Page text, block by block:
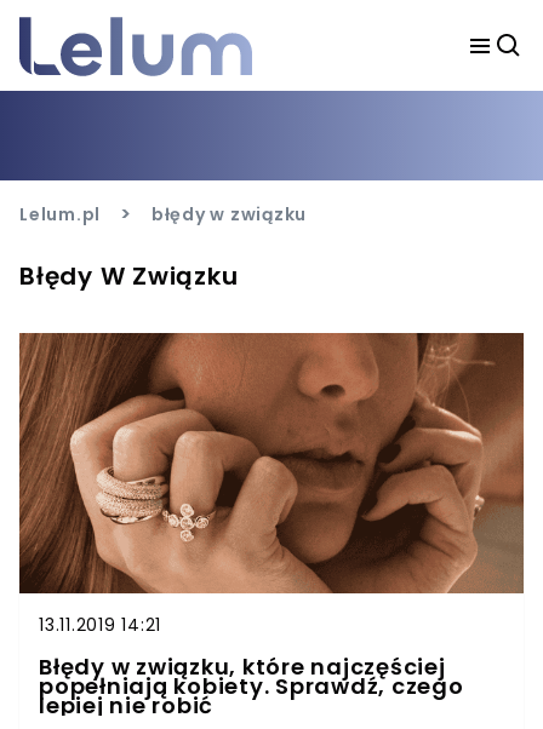
Lelum.pl > błędy w związku
Błędy W Związku
13.11.2019 14:21
Błędy w związku, które najczęściej
popełniają kobiety. Sprawdź, czego
lepiej nie robić